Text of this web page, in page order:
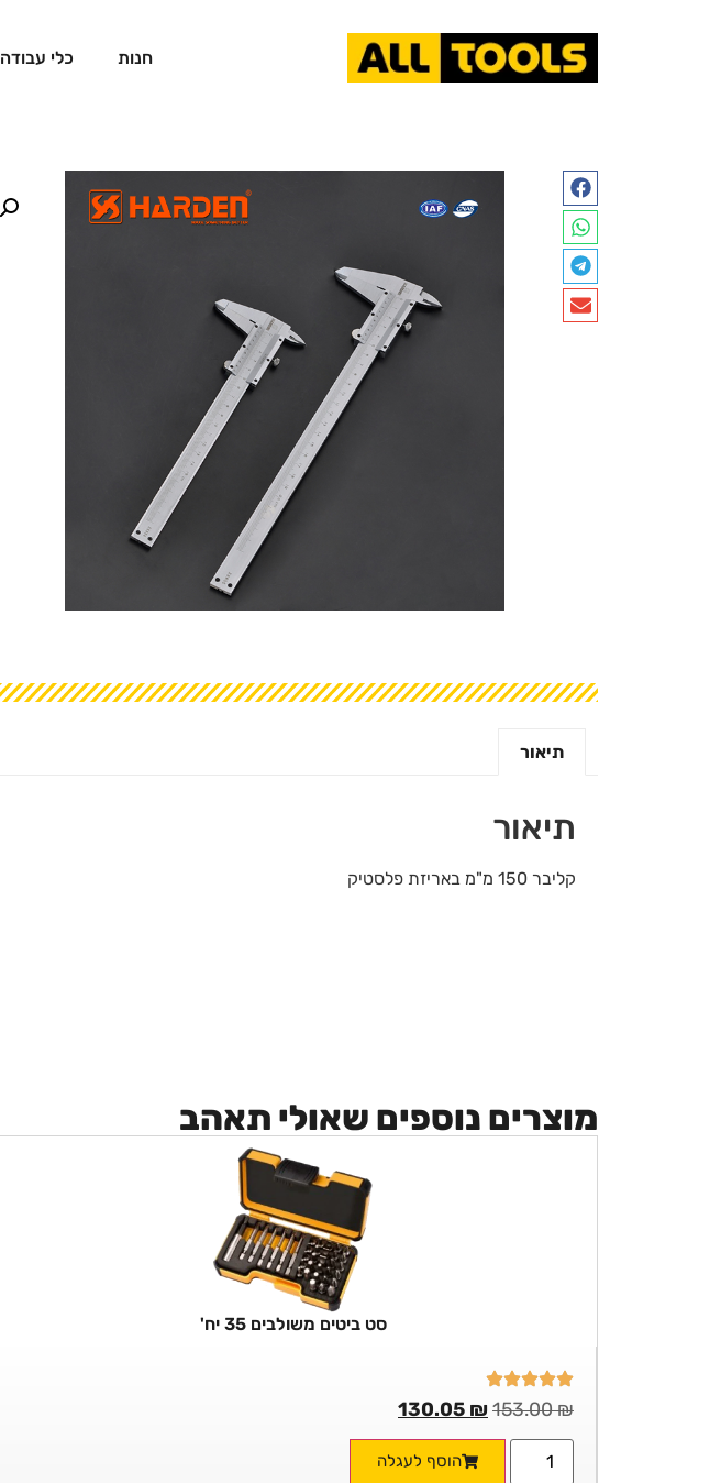
חנות כלי עבודה
תיאור
תיאור
קליבר 150 מ"מ באריזת פלסטיק
מוצרים נוספים שאולי תאהב
סט ביטים משולבים 35 יח'
153.00₪
130.05 ₪
הוסף לעגלה